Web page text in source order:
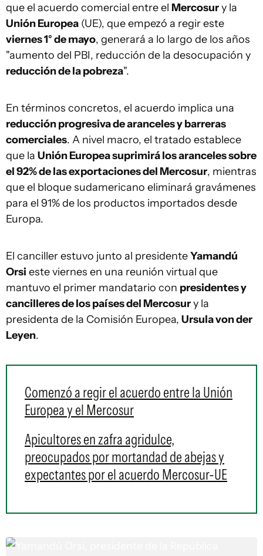
que el acuerdo comercial entre el Mercosury la
Unión Europea (UE), que empezó a regir este
viernes 1° de mayo, generará a lo largo de los años
"aumento del PBI, reducción de la desocupación y
reducción de la pobreza".
En términos concretos, el acuerdo implica una
reducción progresiva de aranceles y barreras
comerciales. A nivel macro, el tratado establece
que la Unión Europea suprimirá los aranceles sobre
el 92% de las exportaciones del Mercosur, mientras
que el bloque sudamericano eliminará gravámenes
para el 91% de los productos importados desde
Europa.
El canciller estuvo junto al presidenteYamandú
Orsi este viernes en una reunión virtual que
mantuvo el primer mandatario con presidentes y
cancilleres de los países del Mercosury la
presidenta de la Comisión Europea, Ursula von der
Leyen.
Comenzó a regir el acuerdo entre la Unión
Europea y el Mercosur
Apicultores en zafra agridulce,
preocupados por mortandad de abejas y
expectantes por el acuerdo Mercosur-UE